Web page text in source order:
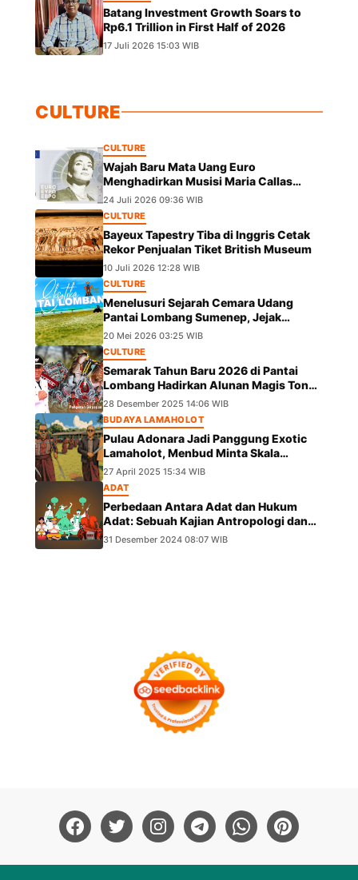
Batang Investment Growth Soars to
Rp6.1 Trillion in First Half of 2026
17 Juli 2026 15:03 WIB
CULTURE
CULTURE
Wajah Baru Mata Uang Euro
Menghadirkan Musisi Maria Callas
hingga Leonardo da Vinci
24 Juli 2026 09:36 WIB
CULTURE
Bayeux Tapestry Tiba di Inggris Cetak
Rekor Penjualan Tiket British Museum
10 Juli 2026 12:28 WIB
CULTURE
Menelusuri Sejarah Cemara Udang
Pantai Lombang Sumenep, Jejak
Eksotis dari Ekspedisi Besar Kekaisaran
China
20 Mei 2026 03:25 WIB
CULTURE
Semarak Tahun Baru 2026 di Pantai
Lombang Hadirkan Alunan Magis Tong
Tong Pangeran Girpapas Percussion
28 Desember 2025 14:06 WIB
BUDAYA LAMAHOLOT
Pulau Adonara Jadi Panggung Exotic
Lamaholot, Menbud Minta Skala
Diperluas
27 April 2025 15:34 WIB
ADAT
Perbedaan Antara Adat dan Hukum
Adat: Sebuah Kajian Antropologi dan
Hukum
31 Desember 2024 08:07 WIB